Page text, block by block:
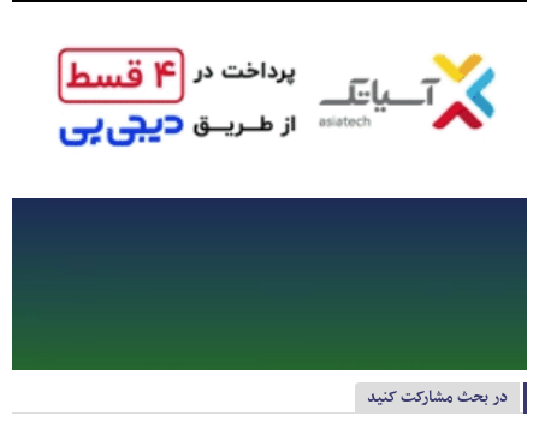
در بحث مشارکت کنید